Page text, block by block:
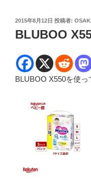
投
稿
日:
2015年8月12日 投稿者:
BLUBOO
BLUBOO X550を使